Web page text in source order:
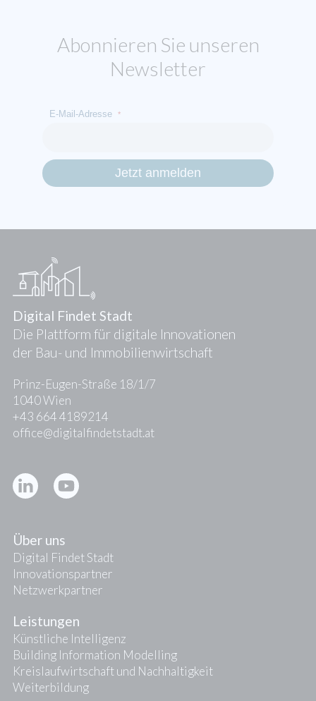
Abonnieren Sie unseren
Newsletter
E-Mail-Adresse *
Digital Findet Stadt
Die Plattform für digitale Innovationen
der Bau- und Immobilienwirtschaft
Prinz-Eugen-Straße 18/1/7
1040 Wien
+43 664 4189214
office@digitalfindetstadt.at
Über uns
Digital Findet Stadt
Innovationspartner
Netzwerkpartner
Leistungen
Künstliche Intelligenz
Building Information Modelling
Kreislaufwirtschaft und Nachhaltigkeit
Weiterbildung